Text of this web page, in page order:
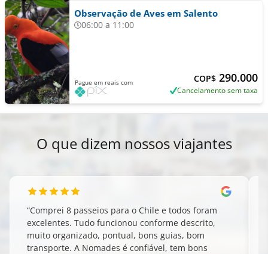
Observação de Aves em Salento
06:00 a 11:00
COP$ 290.000
Cancelamento sem taxa
Pague em reais com
O que dizem nossos viajantes
“Comprei 8 passeios para o Chile e todos foram
excelentes. Tudo funcionou conforme descrito,
muito organizado, pontual, bons guias, bom
transporte. A Nomades é confiável, tem bons